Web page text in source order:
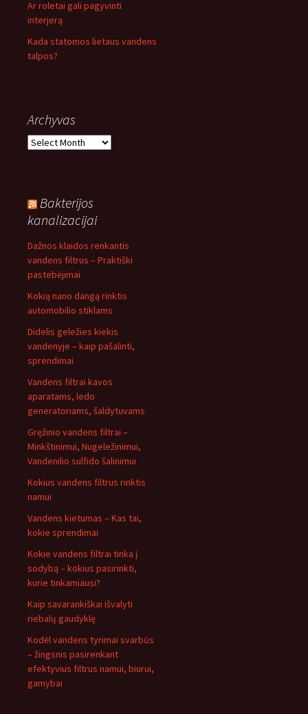
Ar roletai gali pagyvinti
interjerą
Kada statomos lietaus vandens
talpos?
Archyvas
Archyvas
Bakterijos
kanalizacijai
Dažnos klaidos renkantis
vandens filtrus – Praktiški
pastebėjimai
Kokią nano dangą rinktis
automobilio stiklams
Didelis geležies kiekis
vandenyje – kaip pašalinti,
sprendimai
Vandens filtrai kavos
aparatams, ledo
generatoriams, šaldytuvams
Gręžinio vandens filtrai –
Minkštinimui, Nugeležinimui,
Vandenilio sulfido šalinimui
Kokius vandens filtrus rinktis
namui
Vandens kietumas – Kas tai,
kokie sprendimai
Kokie vandens filtrai tinka į
sodybą – kokius pasirinkti,
kurie tinkamiausi?
Kaip savarankiškai išvalyti
riebalų gaudyklę
Kodėl vandens tyrimai svarbūs
– žingsnis pasirenkant
efektyvius filtrus namui, biurui,
gamybai